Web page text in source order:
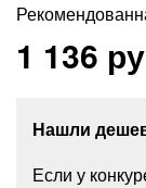
1 136
Нашли
Если у